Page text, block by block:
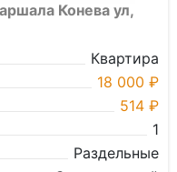
Конева ул,
Квартира
18 000 ₽
514 ₽
1
Раздельные